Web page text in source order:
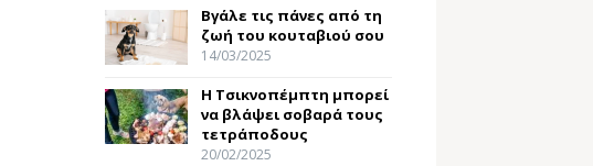
Βγάλε τις πάνες από τη
ζωή του κουταβιού σου
14/03/2025
Η Τσικνοπέμπτη μπορεί
να βλάψει σοβαρά τους
τετράποδους
20/02/2025